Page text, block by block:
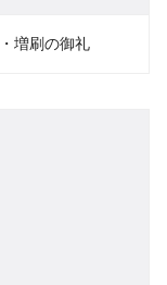
増刷の御礼